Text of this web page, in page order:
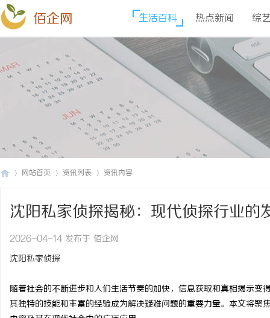
佰企网 生活百科 热点新闻 综
网站首页 资讯列表 资讯内容
沈阳私家侦探揭秘：现代侦探行业的
2026-04-14 发布于 佰企网
沈阳私家侦探
随着社会的不断进步和人们生活节奏的加快，信息获取和真相揭示
其独特的技能和丰富的经验成为解决疑难问题的重要力量。本文将